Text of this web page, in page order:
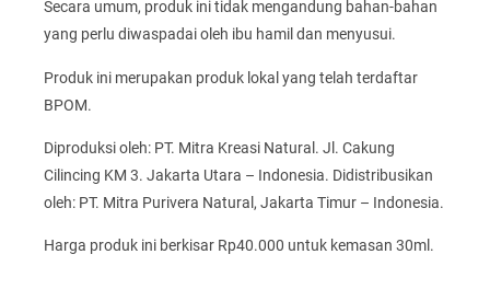
Secara umum, produk ini tidak mengandung bahan-bahan
yang perlu diwaspadai oleh ibu hamil dan menyusui.
Produk ini merupakan produk lokal yang telah terdaftar
BPOM.
Diproduksi oleh: PT. Mitra Kreasi Natural. Jl. Cakung
Cilincing KM 3. Jakarta Utara – Indonesia. Didistribusikan
oleh: PT. Mitra Purivera Natural, Jakarta Timur – Indonesia.
Harga produk ini berkisar Rp40.000 untuk kemasan 30ml.